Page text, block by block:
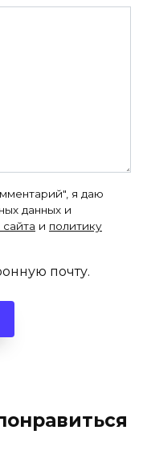
я даю
данных и
и политику
почту.